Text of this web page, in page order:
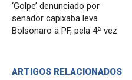
‘Golpe’ denunciado por
senador capixaba leva
Bolsonaro a PF, pela 4ª vez
ARTIGOS RELACIONADOS